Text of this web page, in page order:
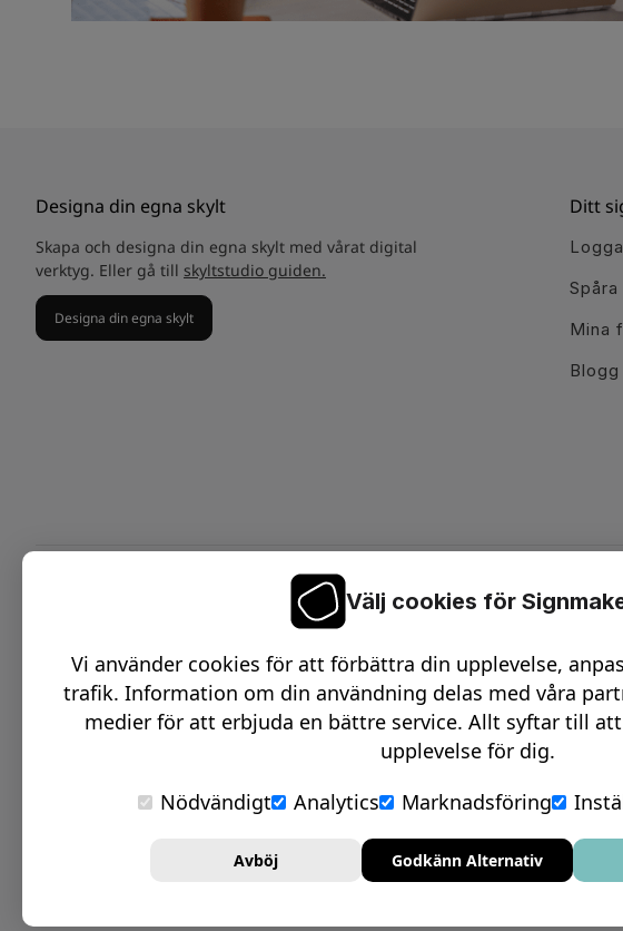
Designa din egna skylt
Skapa och designa din egna skylt med vårat digital
verktyg. Eller gå till skyltstudio guiden.
Designa din egna skylt
Ditt
Mina
Online tjänster
Online möte -
Design
Online möte -
Välj cookies för
Vi använder cookies för att förbättra din upplevelse,
trafik. Information om din användning delas med våra
medier för att erbjuda en bättre service. Allt syftar till
upplevelse för dig.
Nödvändigt
Analytics Marknadsföring
Avböj Godkänn Alternativ